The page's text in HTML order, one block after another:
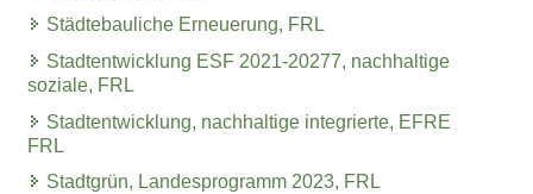
Städtebauliche Erneuerung, FRL
Stadtentwicklung ESF 2021-20277, nachhaltige
soziale, FRL
Stadtentwicklung, nachhaltige integrierte, EFRE
FRL
Stadtgrün, Landesprogramm 2023, FRL